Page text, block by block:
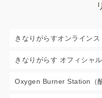
きなりがらすオンラインス
きなりがらす オフィシャ
Oxygen Burner Station（